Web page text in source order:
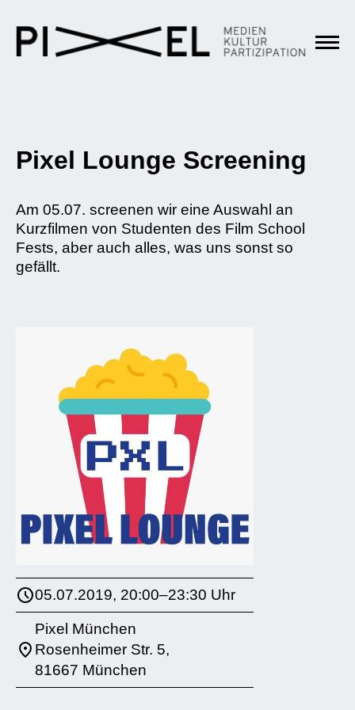
Pixel Lounge Screening
Am 05.07. screenen wir eine Auswahl an
Kurzfilmen von Studenten des Film School
Fests, aber auch alles, was uns sonst so
gefällt.
05.07.2019, 20:00–23:30 Uhr
Pixel München
Rosenheimer Str. 5,
81667 München